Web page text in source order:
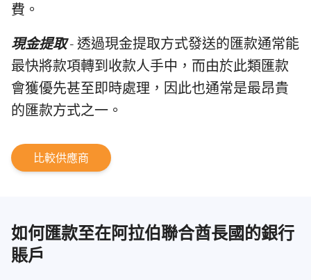
費。
現金提取- 透過現金提取方式發送的匯款通常能
最快將款項轉到收款人手中，而由於此類匯款
會獲優先甚至即時處理，因此也通常是最昂貴
的匯款方式之一。
比較供應商
如何匯款至在阿拉伯聯合酋長國的銀行
賬戶